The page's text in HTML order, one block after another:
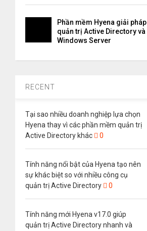
Phần mềm Hyena giải pháp
quản trị Active Directory và
Windows Server
RECENT
Tại sao nhiều doanh nghiệp lựa chọn
Hyena thay vì các phần mềm quản trị
Active Directory khác
0
Tính năng nổi bật của Hyena tạo nên
sự khác biệt so với nhiều công cụ
quản trị Active Directory
0
Tính năng mới Hyena v17.0 giúp
quản trị Active Directory nhanh và